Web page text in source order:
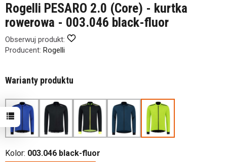
Rogelli PESARO 2.0 (Core) - kurtka
rowerowa - 003.046 black-fluor
Obserwuj produkt:
Producent: Rogelli
Warianty produktu
Kolor: 003.046 black-fluor